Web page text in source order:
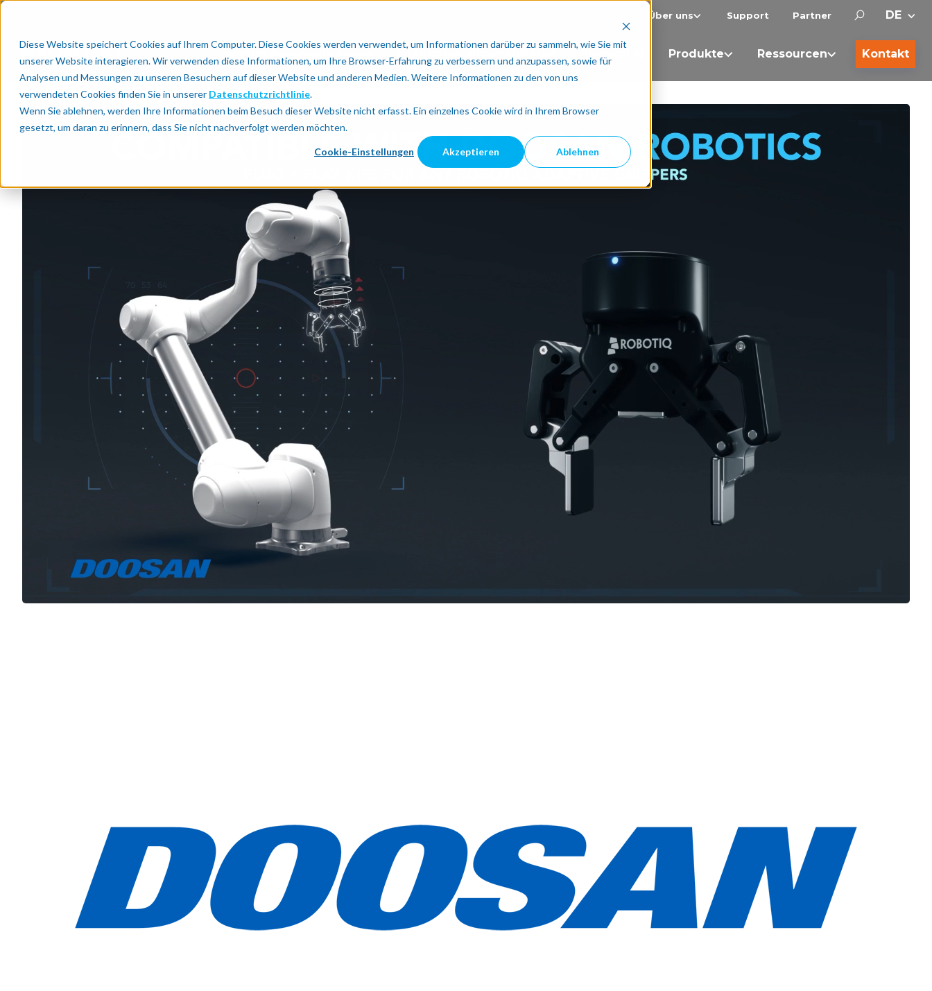
Diese Website speichert Cookies auf Ihrem Computer. Diese Cookies werden verwendet, um Informationen darüber zu sammeln, wie Sie mit
unserer Website interagieren. Wir verwenden diese Informationen, um Ihre Browser-Erfahrung zu verbessern und anzupassen, sowie für
Analysen und Messungen zu unseren Besuchern auf dieser Website und anderen Medien. Weitere Informationen zu den von uns
verwendeten Cookies finden Sie in unserer Datenschutzrichtlinie.
Wenn Sie ablehnen, werden Ihre Informationen beim Besuch dieser Website nicht erfasst. Ein einzelnes Cookie wird in Ihrem Browser
gesetzt, um daran zu erinnern, dass Sie nicht nachverfolgt werden möchten.
Cookie-Einstellungen Akzeptieren Ablehnen
Über uns Support Partner
Warum Automatisierung Integration automatisieren Produkte Ressourcen Kontakt